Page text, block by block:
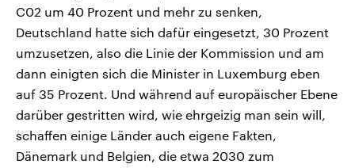
C02 um 40 Prozent und mehr zu senken,
Deutschland hatte sich dafür eingesetzt, 30 Prozent
umzusetzen, also die Linie der Kommission und am
dann einigten sich die Minister in Luxemburg eben
auf 35 Prozent. Und während auf europäischer Ebene
darüber gestritten wird, wie ehrgeizig man sein will,
schaffen einige Länder auch eigene Fakten,
Dänemark und Belgien, die etwa 2030 zum